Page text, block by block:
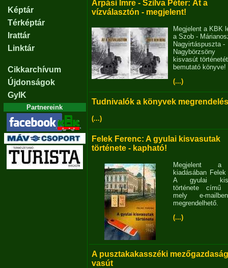
Képtár
Térképtár
Irattár
Linktár
Cikkarchívum
Újdonságok
GyIK
Partnereink
Árpási Imre - Szilva Péter: Át a
vízválasztón - megjelent!
Megjelent a KBK
a Szob -
Nagyirtáspuszta -
Nagybörzsöny
kisvasút történetét
bemutató könyve!
(...)
Tudnivalók a könyvek
(...)
Felek Ferenc: A gyulai kisvasutak
története - kapható!
Megjelent
kiadásában
A gyulai
története című
mely e-
megrendelhető.
(...)
A pusztakakasszéki
vasút